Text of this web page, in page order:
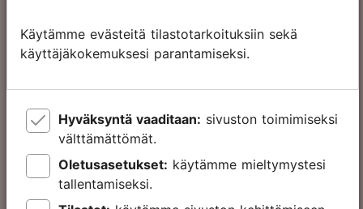
Aikuinen
43.00 €
Lapsi
27.00 €
Tallinn Card
Käytämme evästeitä tilastotarkoituksiin sekä
käyttäjäkokemuksesi parantamiseksi.
Hyväksyntä vaaditaan:
välttämättömät.
Oletusasetukset:
tallentamiseksi.